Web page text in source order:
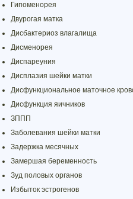
Гипоменорея
Двурогая матка
Дисбактериоз влагалища
Дисменорея
Диспареуния
Дисплазия шейки матки
Дисфункциональное маточное
Дисфункция яичников
ЗППП
Заболевания шейки матки
Задержка месячных
Замершая беременность
Зуд половых органов
Избыток эстрогенов